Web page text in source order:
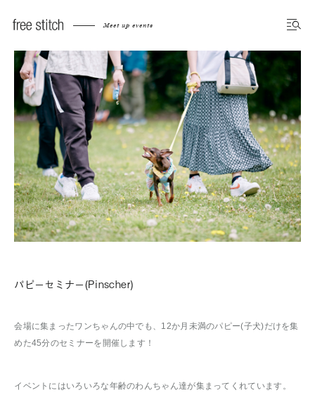
Meet up events
パピーセミナー(Pinscher)
会場に集まったワンちゃんの中でも、12か月未満のパピー(子犬)だけを集
めた45分のセミナーを開催します！
イベントにはいろいろな年齢のわんちゃん達が集まってくれています。